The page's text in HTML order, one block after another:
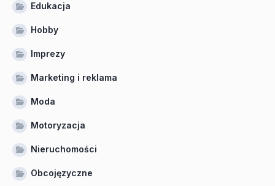
Edukacja
Hobby
Imprezy
Marketing i reklama
Moda
Motoryzacja
Nieruchomości
Obcojęzyczne